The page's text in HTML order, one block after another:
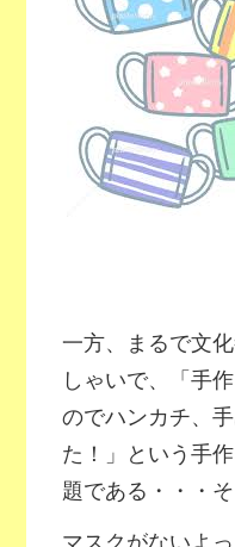
一方、まるで文
しゃいで、「手
のでハンカチ、
た！」という手
題である・・・
マスクがないよ